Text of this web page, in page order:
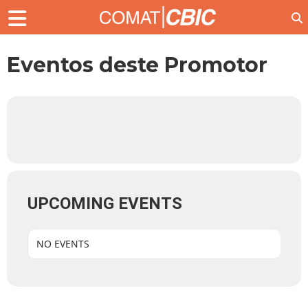
Eventos deste Promotor
UPCOMING EVENTS
NO EVENTS